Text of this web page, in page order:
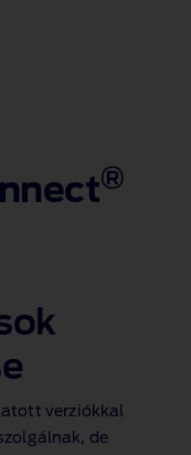
®
verziókkal
de